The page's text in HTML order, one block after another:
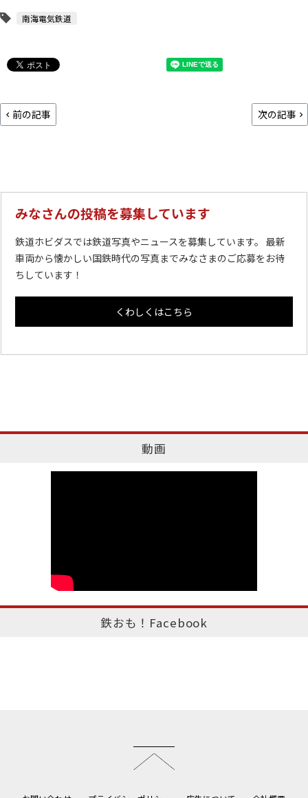
南海電気鉄道
前の記事 次の記事
みなさんの投稿を募集しています
鉄道ホビダスでは鉄道写真やニュースを募集しています。 最新
車両から懐かしい国鉄時代の写真までみなさまのご応募をお待
ちしています！
くわしくはこちら
動画
鉄おも！Facebook